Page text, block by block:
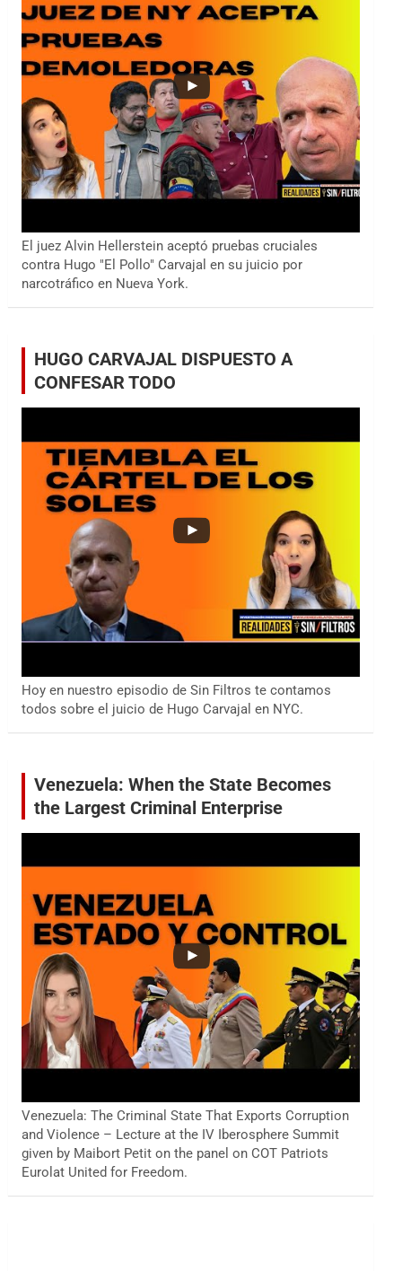
El juez Alvin Hellerstein aceptó pruebas cruciales
contra Hugo "El Pollo" Carvajal en su juicio por
narcotráfico en Nueva York.
HUGO CARVAJAL DISPUESTO A
CONFESAR TODO
Hoy en nuestro episodio de Sin Filtros te contamos
todos sobre el juicio de Hugo Carvajal en NYC.
Venezuela: When the State Becomes
the Largest Criminal Enterprise
Venezuela: The Criminal State That Exports Corruption
and Violence – Lecture at the IV Iberosphere Summit
given by Maibort Petit on the panel on COT Patriots
Eurolat United for Freedom.